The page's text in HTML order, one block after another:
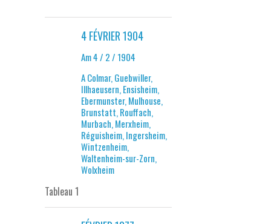
4 FÉVRIER 1904
Am 4 / 2 / 1904
A Colmar, Guebwiller,
Illhaeusern, Ensisheim,
Ebermunster, Mulhouse,
Brunstatt, Rouffach,
Murbach, Merxheim,
Réguisheim, Ingersheim,
Wintzenheim,
Waltenheim-sur-Zorn,
Wolxheim
Tableau 1